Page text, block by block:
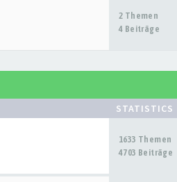
2 Themen
4 Beiträge
STATISTICS
1633 Themen
4703 Beiträge